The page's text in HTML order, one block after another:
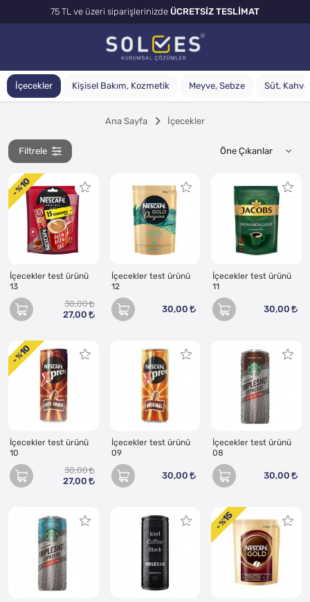
75 TL ve üzeri siparişlerinizde ÜCRETSİZ TESLİMAT
İçecekler Kişisel Bakım, Kozmetik Meyve, Sebze Süt,
Ana Sayfa İçecekler
Filtrele
İçecekler test ürünü
13
30,00
27,00
- %
10
İçecekler test ürünü
12
30,00
İçecekler test ürünü
11
30,00
İçecekler test ürünü
10
30,00
27,00
- %
10
İçecekler test ürünü
09
30,00
İçecekler test ürünü
08
30,00
- %
15